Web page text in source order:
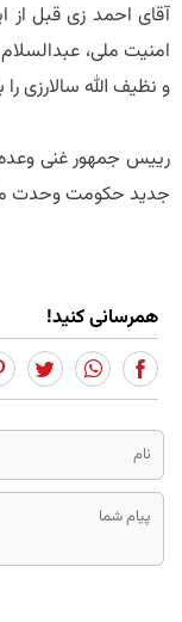
آقای احمد زی قبل
امنیت ملی،
و نظیف الله سالارزی
جدید حکومت وحدت
همرسانی کنید!